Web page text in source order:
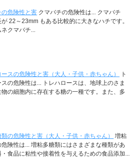
の危険性と害 クマバチの危険性は... クマバチ
22～23mm もある比較的に大きなハチです。
クマバチ...
ースの危険性と害（大人・子供・赤ちゃん）
ト
スの危険性は... トレハロースは、地球上のさま
物の細胞内に存在する糖の一種です。また、多
の危険性と害（大人・子供・赤ちゃん）
増粘
危険性は... 増粘多糖類にはさまざまな種類があ
・食品に粘性や接着性を与えるための食品添加...